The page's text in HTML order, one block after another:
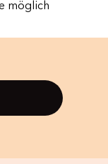
möglich